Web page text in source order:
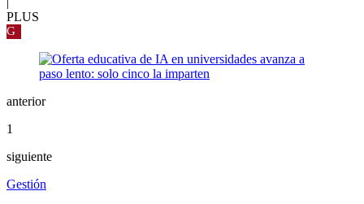
PLUS
G
anterior
1
siguiente
Gestión